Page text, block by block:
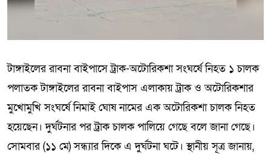
টাঙ্গাইলের রাবনা বাইপাসে ট্রাক-অটোরিকশা সংঘর্ষে নিহত ১ চালক
পলাতক টাঙ্গাইলের রাবনা বাইপাস এলাকায় ট্রাক ও অটোরিকশার
মুখোমুখি সংঘর্ষে নিমাই ঘোষ নামের এক অটোরিকশা চালক নিহত
হয়েছেন। দুর্ঘটনার পর ট্রাক চালক পালিয়ে গেছে বলে জানা গেছে।
সোমবার (১১ মে) সন্ধ্যার দিকে এ দুর্ঘটনা ঘটে। স্থানীয় সূত্র জানায়,